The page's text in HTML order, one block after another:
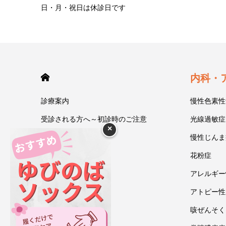
日・月・祝日は休診日です
診療案内
受診される方へ～初診時のご注意
今井一彰 院長紹介
あいうべ体操
ゆびのば体操
ブログ
アクセス・地図
内科・
慢性色素
光線過敏症
慢性じん
花粉症
アレルギ
アトピー
咳ぜんそく
×